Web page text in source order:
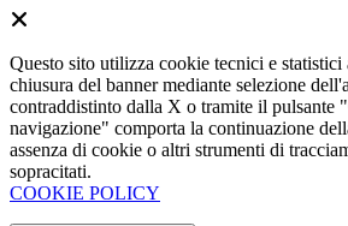
Questo sito utilizza cookie tecnici e
chiusura del banner mediante selezione
contraddistinto dalla X o tramite il pulsante
navigazione" comporta la continuazione
assenza di cookie o altri strumenti di
sopracitati.
COOKIE POLICY